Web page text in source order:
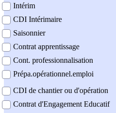
Intérim
CDI Intérimaire
Saisonnier
Contrat apprentissage
Cont. professionnalisation
Prépa.opérationnel.emploi
CDI de chantier ou d'opération
Contrat d'Engagement Educatif